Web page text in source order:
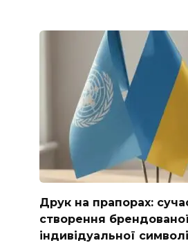
Друк на прапорах:
створення
індивідуальної